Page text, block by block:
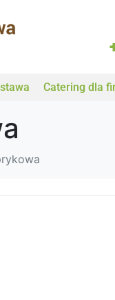
Catering dla